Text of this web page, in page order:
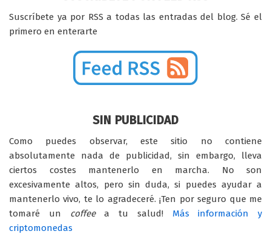
Suscríbete ya por RSS a todas las entradas del blog. Sé el
primero en enterarte
SIN PUBLICIDAD
Como puedes observar, este sitio no contiene
absolutamente nada de publicidad, sin embargo, lleva
ciertos costes mantenerlo en marcha. No son
excesivamente altos, pero sin duda, si puedes ayudar a
mantenerlo vivo, te lo agradeceré. ¡Ten por seguro que me
tomaré un coffeea tu salud! Más información y
criptomonedas